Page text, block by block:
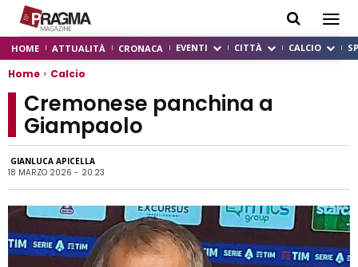
HOME ATTUALITÀ CRONACA EVENTI CITTÀ CALCIO
Home Calcio
Cremonese panchina a
Giampaolo
GIANLUCA APICELLA
18 MARZO 2026 - 20:23